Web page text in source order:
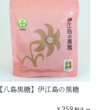
【八島黒糖】伊江島の黒糖